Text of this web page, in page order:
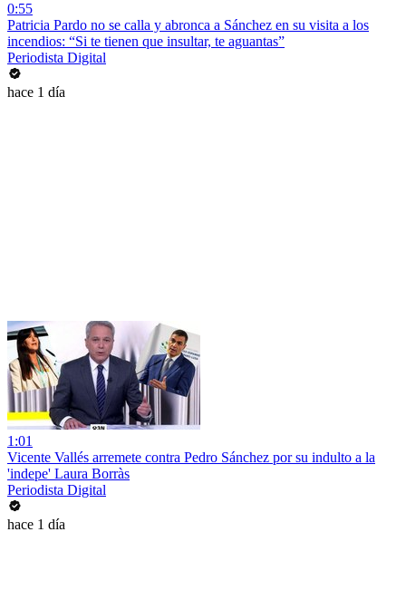
0:55
Patricia Pardo no se calla y abronca a Sánchez en su visita a los
incendios: “Si te tienen que insultar, te aguantas”
Periodista Digital
hace 1 día
1:01
Vicente Vallés arremete contra Pedro Sánchez por su indulto a la
'indepe' Laura Borràs
Periodista Digital
hace 1 día